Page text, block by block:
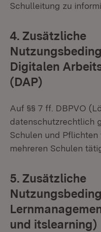
Schulleitung zu
4. Zusätzliche
Digitalen
(DAP)
Auf §§ 7 ff. DBPVO
datenschutzrechtlich
Schulen und
mehreren Schulen
5. Zusätzliche
und itslearning)